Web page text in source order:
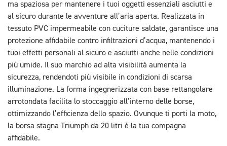
ma spaziosa per mantenere i tuoi oggetti essenziali asciutti e
al sicuro durante le avventure all’aria aperta. Realizzata in
tessuto PVC impermeabile con cuciture saldate, garantisce una
protezione affidabile contro infiltrazioni d’acqua, mantenendo i
tuoi effetti personali al sicuro e asciutti anche nelle condizioni
più umide. Il suo marchio ad alta visibilità aumenta la
sicurezza, rendendoti più visibile in condizioni di scarsa
illuminazione. La forma ingegnerizzata con base rettangolare
arrotondata facilita lo stoccaggio all’interno delle borse,
ottimizzando l’efficienza dello spazio. Ovunque ti porti la moto,
la borsa stagna Triumph da 20 litri è la tua compagna
affidabile.